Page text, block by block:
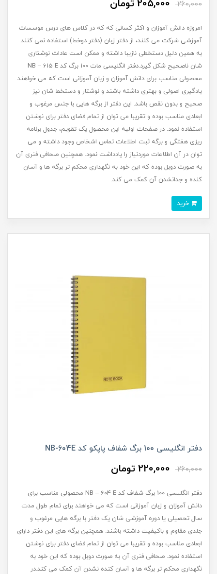
260,000 205,000 تومان
امروزه دانش آموزان و اکثر کسانی که که در کلاس های درس موسسات
آموزشی شرکت می کنند، از دفتر زبان (دفتر دوخط) استفاده نمی کنند.
به همین دلیل دستخطی نازیبا داشته و ممکن است عادات نوشتاری
شان ناصحیح شکل گیرد.دفتر انگلیسی مات 100 برگ کد NB – 615 E
محصولی مناسب برای دانش آموزان و زبان آموزانی است که می خواهند
یادگیری اصولی و بهتری داشته باشند و نوشتار و دستخط شان نیز
صحیح و بدون نقص باشد. این دفتر از برگه هایی با جنس مرغوب و
ابعادی مناسب بوده و تقریبا می توان از تمام فضای دفتر برای نوشتن
استفاده نمود. در صفحات اولیه این محصول یک تقویم، جدول برنامه
ریزی هفتگی و برگه ثبت اطلاعات تماس اشخاص وجود داشته و می
توان در آن اطلاعات موردنیاز را یادداشت نمود. همچنین صحافی فنری آن
به صورت دوبل بوده که این خود به نگهداری محکم تر برگه ها و آسان
کنده و جدانشدن آن کمک می کند.
دفتر انگلیسی 100 برگ شفاف پاپکو کد NB-604E
260,000
220,000 تومان
دفتر انگلیسی 100 برگ شفاف کد NB – 604 E محصولی مناسب برای
دانش آموزان و زبان آموزانی است که می خواهند برای تمام طول مدت
سال تحصیلی یا دوره آموزشی شان یک دفتر با برگه هایی مرغوب و
جلدی مقاوم و باکیفیت داشته باشند. همچنین برگه های این دفتر دارای
ابعادی مناسب بوده و تقریبا می توان از تمام فضای دفتر برای نوشتن
استفاده نمود. صحافی فنری آن به صورت دوبل بوده که این خود به
نگهداری محکم تر برگه ها و آسان کنده نشدن آن کمک می کند.در